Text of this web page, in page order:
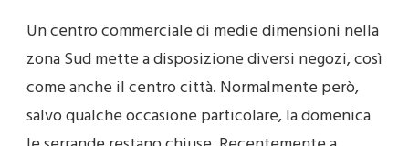
Un centro commerciale di medie dimensioni nella
zona Sud mette a disposizione diversi negozi, così
come anche il centro città. Normalmente però,
salvo qualche occasione particolare, la domenica